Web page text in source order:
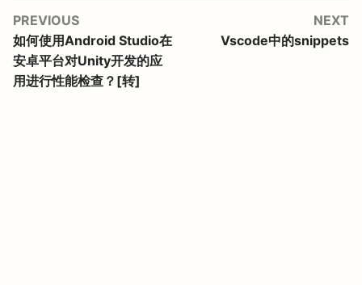
PREVIOUS
如何使用Android Studio在
安卓平台对Unity开发的应
用进行性能检查？[转]
NEXT
Vscode中的snippets